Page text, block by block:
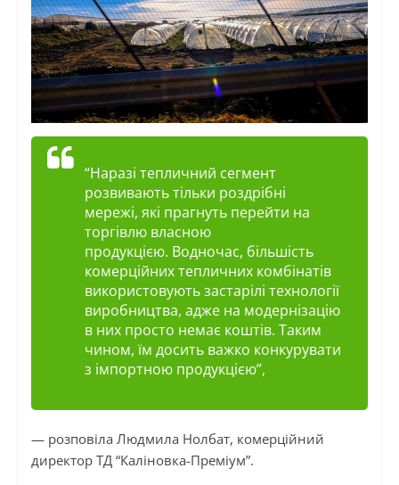
“Наразі тепличний сегмент
розвивають тільки роздрібні
мережі, які прагнуть перейти на
торгівлю власною
продукцією. Водночас, більшість
комерційних тепличних комбінатів
використовують застарілі технології
виробництва, адже на модернізацію
в них просто немає коштів. Таким
чином, їм досить важко конкурувати
з імпортною продукцією”,
— розповіла Людмила Нолбат, комерційний
директор ТД“Каліновка-Преміум”.